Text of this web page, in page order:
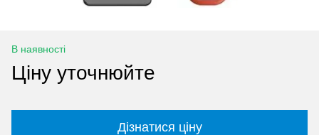
В наявності
Ціну уточнюйте
Дізнатися ціну